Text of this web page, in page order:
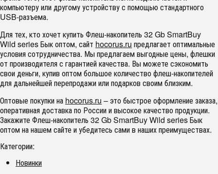
компьютеру или другому устройству с помощью стандартного
USB-разъема.
Для тех, кто хочет купить Флеш-накопитель 32 Gb SmartBuy
Wild series Бык оптом, сайт hocorus.ru предлагает оптимальные
условия сотрудничества. Мы предлагаем выгодные цены, флешки
от производителя с гарантией качества. Вы можете сэкономить
свои деньги, купив оптом большое количество флеш-накопителей
для дальнейшей перепродажи или подарков своим близким.
Оптовые покупки на hocorus.ru – это быстрое оформление заказа,
оперативная доставка по России и высокое качество продукции.
Закажите Флеш-накопитель 32 Gb SmartBuy Wild series Бык
оптом на нашем сайте и убедитесь сами в наших преимуществах.
Категории:
Новинки